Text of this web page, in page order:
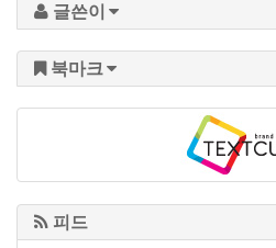
글쓴이
북마크
피드